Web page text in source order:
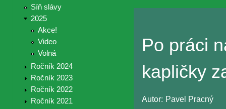
Síň slávy
2025
Akce!
Video
Volná
Ročník 2024
Ročník 2023
Ročník 2022
Ročník 2021
Po práci
kapličky
Autor: Pavel Pracný